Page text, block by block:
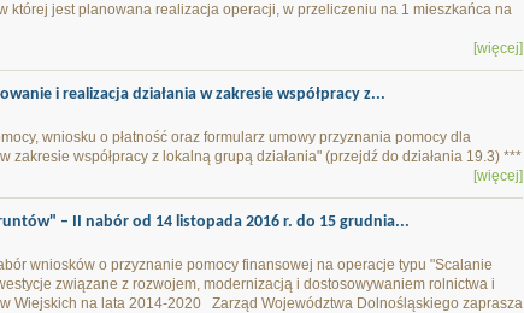
której jest planowana realizacja operacji, w przeliczeniu na 1 mieszkańca na
[więcej]
i realizacja działania w zakresie współpracy z...
wniosku o płatność oraz formularz umowy przyznania pomocy dla
zakresie współpracy z lokalną grupą działania" (przejdź do działania 19.3) ***
[więcej]
– II nabór od 14 listopada 2016 r. do 15 grudnia...
wniosków o przyznanie pomocy finansowej na operacje typu "Scalanie
związane z rozwojem, modernizacją i dostosowywaniem rolnictwa i
Wiejskich na lata 2014-2020 Zarząd Województwa Dolnośląskiego zaprasza